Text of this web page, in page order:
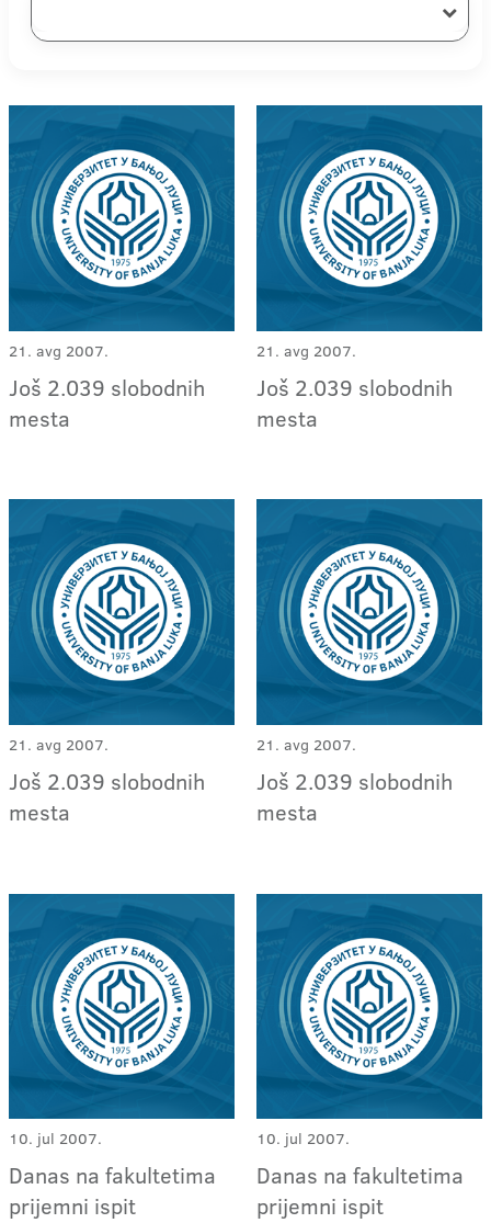
21. avg 2007.
Još 2.039 slobodnih
mesta
21. avg 2007.
Još 2.039 slobodnih
mesta
21. avg 2007.
Još 2.039 slobodnih
mesta
21. avg 2007.
Još 2.039 slobodnih
mesta
10. jul 2007.
Danas na fakultetima
prijemni ispit
10. jul 2007.
Danas na fakultetima
prijemni ispit